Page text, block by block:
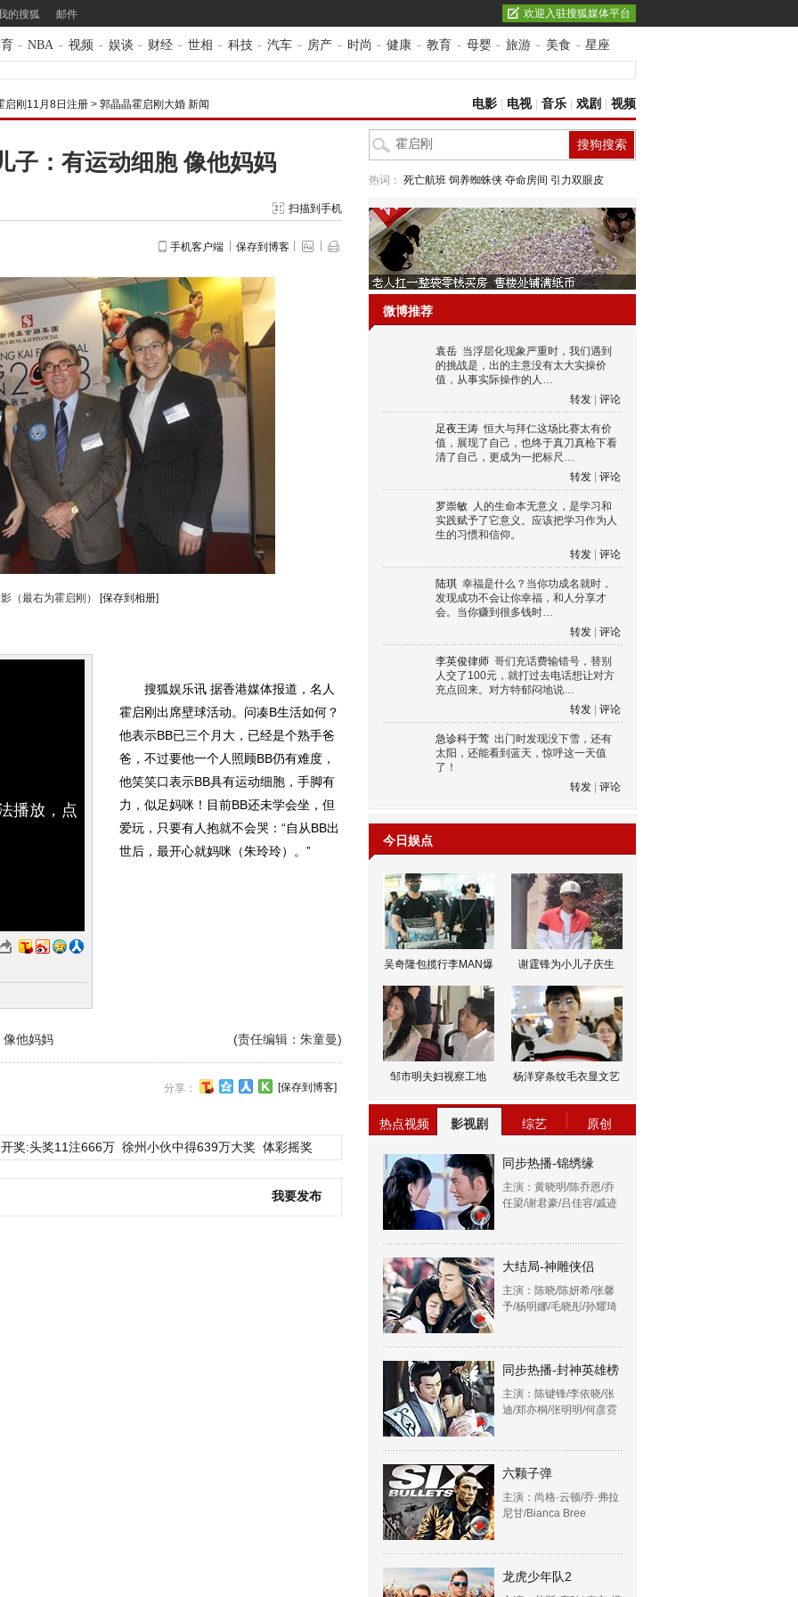
的搜狐 邮件 欢迎入驻搜狐媒体平台
- NBA - 视频 - 娱谈 - 财经 - 世相 - 科技 - 汽车 - 房产 - 时尚 - 健康 - 教育 - 母婴 - 旅游 - 美食 - 星座
启刚11月8日注册 > 郭晶晶霍启刚大婚 新闻 电影 电视| 音乐 戏剧 视频
子：有运动细胞 像他妈妈
扫描到手机
手机客户端 保存到博客
（最右为霍启刚） [保存到相册]
播放，点
搜狐娱乐讯 据香港媒体报道，名人
霍启刚出席壁球活动。问凑B生活如何？
他表示BB已三个月大，已经是个熟手爸
爸，不过要他一个人照顾BB仍有难度，
他笑笑口表示BB具有运动细胞，手脚有
力，似足妈咪！目前BB还未学会坐，但
爱玩，只要有人抱就不会哭：“自从BB出
世后，最开心就妈咪（朱玲玲）。”
(责任编辑：朱童曼)
像他妈妈
分享： [保存到博客]
奖:头奖11注666万 徐州小伙中得639万大奖 体彩摇奖
我要发布
热词： 死亡航班 饲养蜘蛛侠 夺命房间 引力双眼皮
微博推荐
袁岳 当浮层化现象严重时，我们遇到
的挑战是，出的主意没有太大实操价
值，从事实际操作的人…
转发
评论
足夜王涛 恒大与拜仁这场比赛太有价
值，展现了自己，也终于真刀真枪下看
清了自己，更成为一把标尺…
转发
评论
罗崇敏 人的生命本无意义，是学习和
实践赋予了它意义。应该把学习作为人
生的习惯和信仰。
转发
评论
陆琪 幸福是什么？当你功成名就时，
发现成功不会让你幸福，和人分享才
会。当你赚到很多钱时…
转发
评论
李英俊律师 哥们充话费输错号，替别
人交了100元，就打过去电话想让对方
充点回来。对方特郁闷地说…
转发
评论
急诊科于莺 出门时发现没下雪，还有
太阳，还能看到蓝天，惊呼这一天值
了！
转发
评论
今日娱点
吴奇隆包揽行李MAN爆 谢霆锋为小儿子庆生
邹市明夫妇视察工地 杨洋穿条纹毛衣显文艺
热点视频 影视剧 综艺 原创
同步热播-锦绣缘
主演：黄晓明/陈乔恩/乔
任梁/谢君豪/吕佳容/戚迹
大结局-神雕侠侣
主演：陈晓/陈妍希/张馨
予/杨明娜/毛晓彤/孙耀琦
同步热播-封神英雄榜
主演：陈键锋/李依晓/张
迪/郑亦桐/张明明/何彦霓
六颗子弹
主演：尚格·云顿/乔·弗拉
尼甘/Bianca Bree
龙虎少年队2